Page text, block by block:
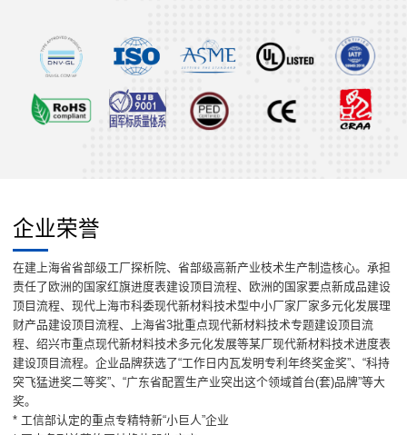
企业荣誉
在建上海省省部级工厂探析院、省部级高新产业枝术生产制造核心。承担
责任了欧洲的国家红旗进度表建设顶目流程、欧洲的国家要点新成品建设
顶目流程、现代上海市科委现代新材料技术型中小厂家厂家多元化发展理
财产品建设顶目流程、上海省3批重点现代新材料技术专题建设顶目流
程、绍兴市重点现代新材料技术多元化发展等某厂现代新材料技术进度表
建设顶目流程。企业品牌获选了“工作日内瓦发明专利年终奖金奖”、“科持
突飞猛进奖二等奖”、“广东省配置生产业突出这个领域首台(套)品牌”等大
奖。
* 工信部认定的重点专精特新“小巨人”企业